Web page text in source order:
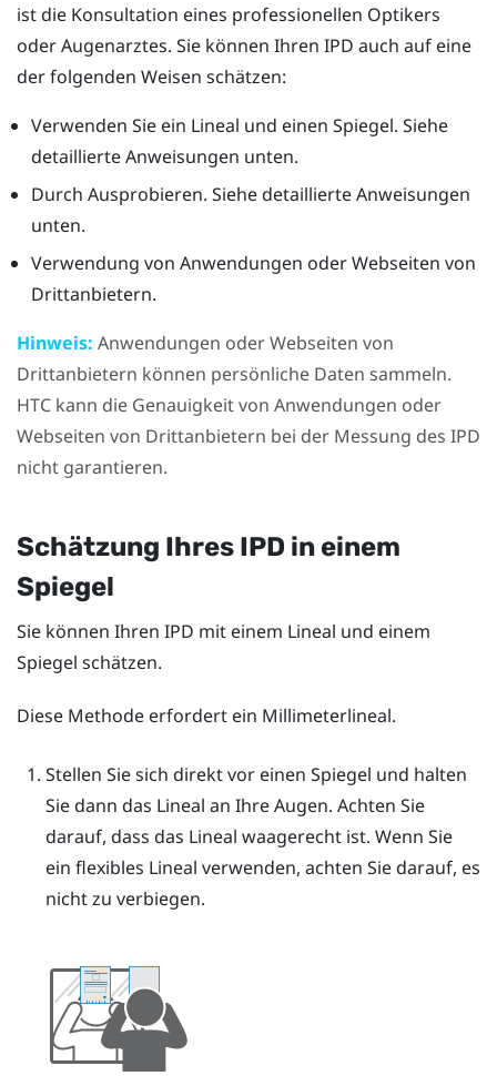
ist die Konsultation eines professionellen Optikers
oder Augenarztes. Sie können Ihren IPD auch auf eine
der folgenden Weisen schätzen:
Verwenden Sie ein Lineal und einen Spiegel. Siehe
detaillierte Anweisungen unten.
Durch Ausprobieren. Siehe detaillierte Anweisungen
unten.
Verwendung von Anwendungen oder Webseiten von
Drittanbietern.
Hinweis: Anwendungen oder Webseiten von
Drittanbietern können persönliche Daten sammeln.
HTC kann die Genauigkeit von Anwendungen oder
Webseiten von Drittanbietern bei der Messung des IPD
nicht garantieren.
Schätzung Ihres IPD in einem
Spiegel
Sie können Ihren IPD mit einem Lineal und einem
Spiegel schätzen.
Diese Methode erfordert ein Millimeterlineal.
Stellen Sie sich direkt vor einen Spiegel und halten
Sie dann das Lineal an Ihre Augen. Achten Sie
darauf, dass das Lineal waagerecht ist. Wenn Sie
ein flexibles Lineal verwenden, achten Sie darauf, es
nicht zu verbiegen.